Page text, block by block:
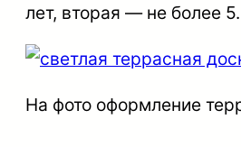
лет, вторая — не более 5.
На фото оформление